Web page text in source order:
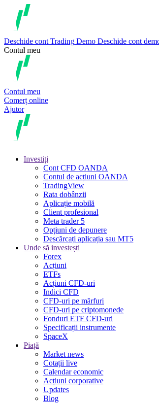
Deschide cont Trading Demo Deschide cont
Contul meu
Contul meu
Comerț online
Ajutor
Investiți
Cont CFD OANDA
Contul de acțiuni OANDA
TradingView
Rata dobânzii
Aplicație mobilă
Client profesional
Meta trader 5
Opțiuni de depunere
Descărcați aplicația sau MT5
Unde să investești
Forex
Acțiuni
ETFs
Acțiuni CFD-uri
Indici CFD
CFD-uri pe mărfuri
CFD-uri pe criptomonede
Fonduri ETF CFD-uri
Specificații instrumente
SpaceX
Piață
Market news
Cotații live
Calendar economic
Acțiuni corporative
Updates
Blog